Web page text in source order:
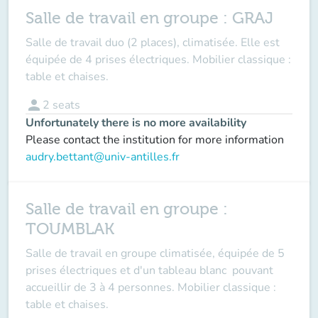
Salle de travail en groupe : GRAJ
Salle de travail duo (2 places), climatisée. Elle est
équipée de 4 prises électriques. Mobilier classique :
table et chaises.
person 2 seats
Unfortunately there is no more availability
Please contact the institution for more information
audry.bettant@univ-antilles.fr
Salle de travail en groupe :
TOUMBLAK
Salle de travail en groupe climatisée, équipée de 5
prises électriques et d'un tableau blanc pouvant
accueillir de 3 à 4 personnes. Mobilier classique :
table et chaises.